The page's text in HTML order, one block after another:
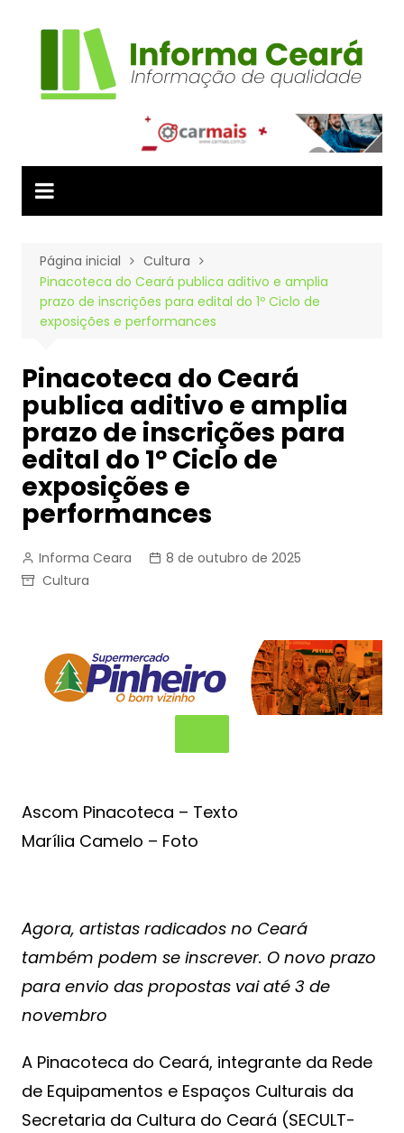
Página inicial
Cultura
Pinacoteca do Ceará publica aditivo e amplia
prazo de inscrições para edital do 1º Ciclo de
exposições e performances
Pinacoteca do Ceará
publica aditivo e amplia
prazo de inscrições para
edital do 1º Ciclo de
exposições e
performances
Informa Ceara
8 de outubro de 2025
Cultura
Ascom Pinacoteca – Texto
Marília Camelo – Foto
Agora, artistas radicados no Ceará
também podem se inscrever. O novo prazo
para envio das propostas vai até 3 de
novembro
A Pinacoteca do Ceará, integrante da Rede
de Equipamentos e Espaços Culturais da
Secretaria da Cultura do Ceará (SECULT-